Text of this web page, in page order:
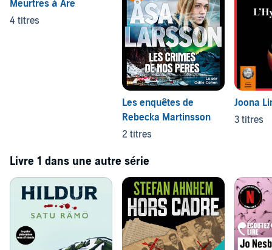
Meurtres à Are
4 titres
Les enquêtes de
Rebecka Martinsson
2 titres
Joona
3 titres
Livre 1 dans une autre série